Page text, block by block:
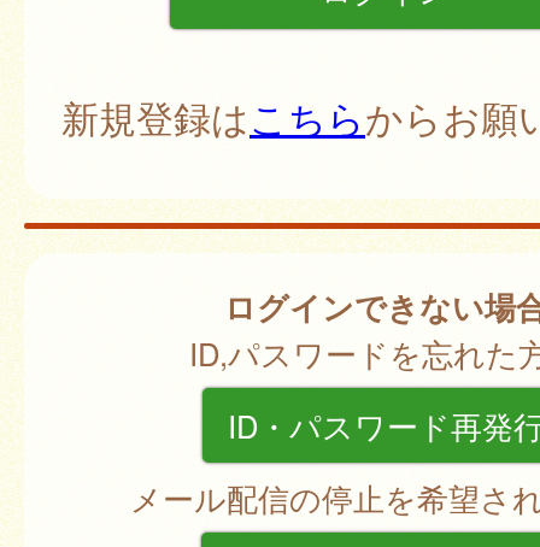
新規登録はこちらからお願
ログインできない場
ID,パスワードを忘れた
ID・パスワード再発
メール配信の停止を希望さ